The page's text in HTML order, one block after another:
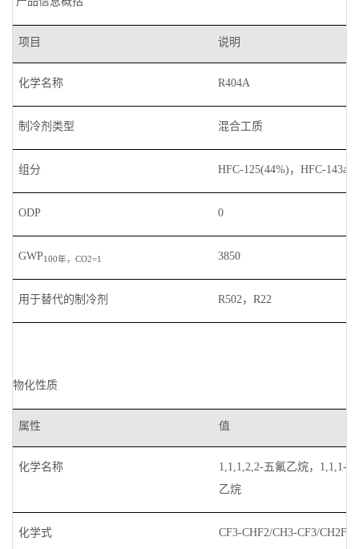
项目 说明
化学名称 R404A
制冷剂类型 混合工质
组分 HFC-125(44%)，HFC-
ODP 0
GWP100年，CO2=1 3850
用于替代的制冷剂 R502，R22
物化性质
属性 值
化学名称 1,1,1,2,2-五氟乙烷， 1,1,1-
乙烷
化学式 CF3-CHF2/CH3-CF3/CH2F-